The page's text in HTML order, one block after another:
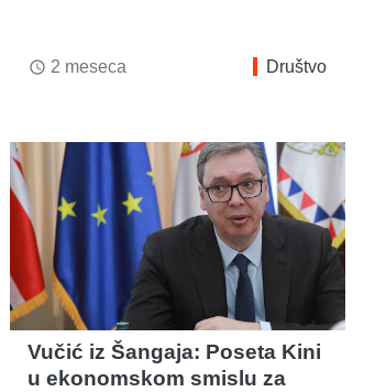
access_time 2 meseca Društvo
Vučić iz Šangaja: Poseta Kini
u ekonomskom smislu za